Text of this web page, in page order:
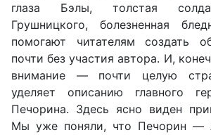
глаза Бэлы, толстая
Грушницкого, болезненная
помогают читателям создать
почти без участия автора. И,
внимание — почти целую
уделяет описанию главного
Печорина. Здесь ясно виден
Мы уже поняли, что Печорин —